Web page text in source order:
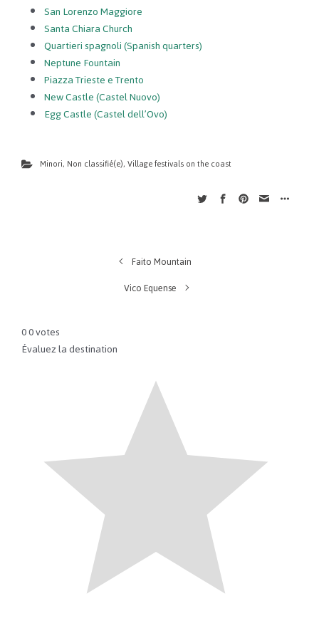
San Lorenzo Maggiore
Santa Chiara Church
Quartieri spagnoli (Spanish quarters)
Neptune Fountain
Piazza Trieste e Trento
New Castle (Castel Nuovo)
Egg Castle (Castel dell’Ovo)
Minori, Non classifié(e),Village festivals on the coast
Faito Mountain
Vico Equense
00votes
Évaluez la destination